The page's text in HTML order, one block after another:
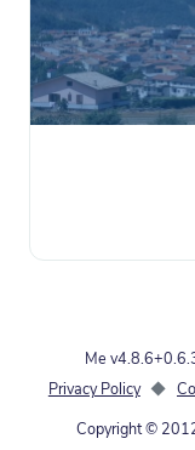
Me
Privacy Policy ◆
Copyright ©